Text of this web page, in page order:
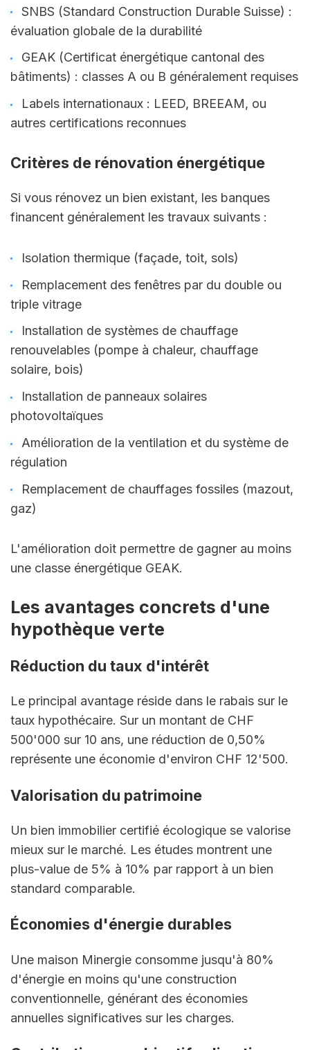
SNBS (Standard Construction Durable Suisse) :
évaluation globale de la durabilité
GEAK (Certificat énergétique cantonal des
bâtiments) : classes A ou B généralement requises
Labels internationaux : LEED, BREEAM, ou
autres certifications reconnues
Critères de rénovation énergétique
Si vous rénovez un bien existant, les banques
financent généralement les travaux suivants :
Isolation thermique (façade, toit, sols)
Remplacement des fenêtres par du double ou
triple vitrage
Installation de systèmes de chauffage
renouvelables (pompe à chaleur, chauffage
solaire, bois)
Installation de panneaux solaires
photovoltaïques
Amélioration de la ventilation et du système de
régulation
Remplacement de chauffages fossiles (mazout,
gaz)
L'amélioration doit permettre de gagner au moins
une classe énergétique GEAK.
Les avantages concrets d'une
hypothèque verte
Réduction du taux d'intérêt
Le principal avantage réside dans le rabais sur le
taux hypothécaire. Sur un montant de CHF
500'000 sur 10 ans, une réduction de 0,50%
représente une économie d'environ CHF 12'500.
Valorisation du patrimoine
Un bien immobilier certifié écologique se valorise
mieux sur le marché. Les études montrent une
plus-value de 5% à 10% par rapport à un bien
standard comparable.
Économies d'énergie durables
Une maison Minergie consomme jusqu'à 80%
d'énergie en moins qu'une construction
conventionnelle, générant des économies
annuelles significatives sur les charges.